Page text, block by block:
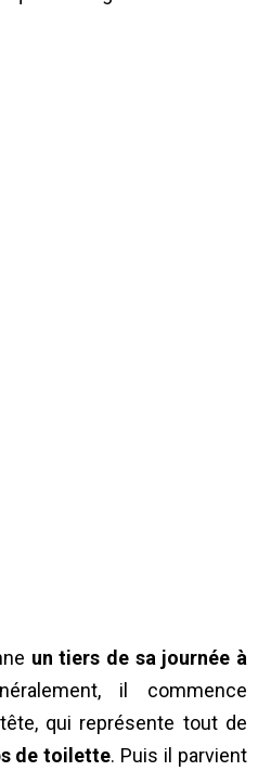
un tiers de sa journée à
il commence
qui représente tout de
de toilette. Puis il parvient